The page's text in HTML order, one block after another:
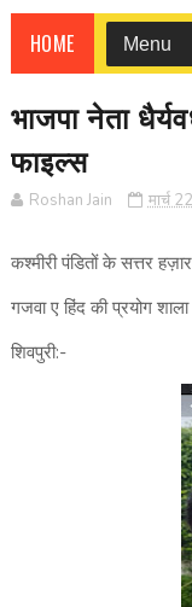
HOME
भाजपा नेता
फाइल्स
Roshan Jain मार्च
कश्मीरी पंडितों के सत्तर
गजवा ए हिंद की प्रयोग
शिवपुरी:-